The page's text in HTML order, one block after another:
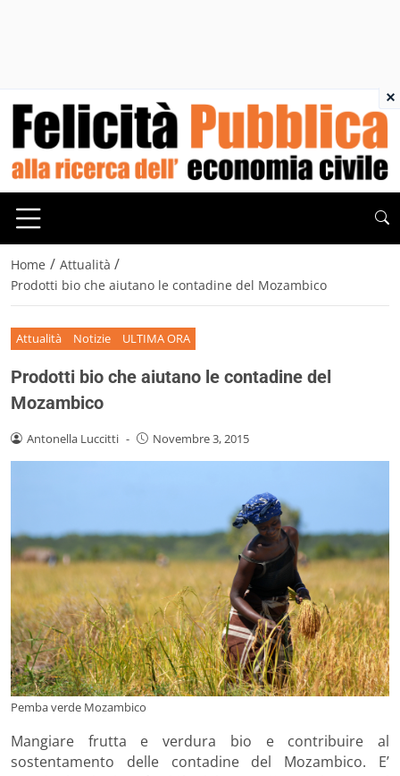
Home / Attualità /
Prodotti bio che aiutano le contadine del Mozambico
Attualità Notizie ULTIMA ORA
Prodotti bio che aiutano le contadine del
Mozambico
Antonella Luccitti - Novembre 3, 2015
Pemba verde Mozambico
Mangiare frutta e verdura bio e contribuire al
sostentamento delle contadine del Mozambico. E’
×